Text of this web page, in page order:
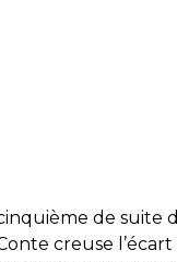
de suite
creuse l’écart